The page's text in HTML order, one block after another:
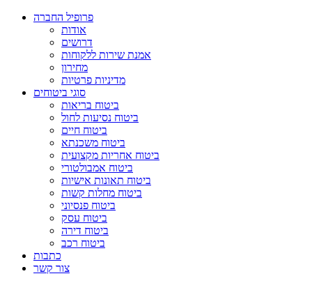
פרופיל החברה
אודות
דרושים
אמנת שירות ללקוחות
מחירון
מדיניות פרטיות
סוגי ביטוחים
ביטוח בריאות
ביטוח נסיעות לחול
ביטוח חיים
ביטוח משכנתא
ביטוח אחריות מקצועית
ביטוח אמבולטורי
ביטוח תאונות אישיות
ביטוח מחלות קשות
ביטוח פנסיוני
ביטוח עסק
ביטוח דירה
ביטוח רכב
כתבות
צור קשר